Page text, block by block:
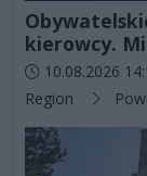
kierowcy.
Data dodania
10.08.2026
Kategorie
Region